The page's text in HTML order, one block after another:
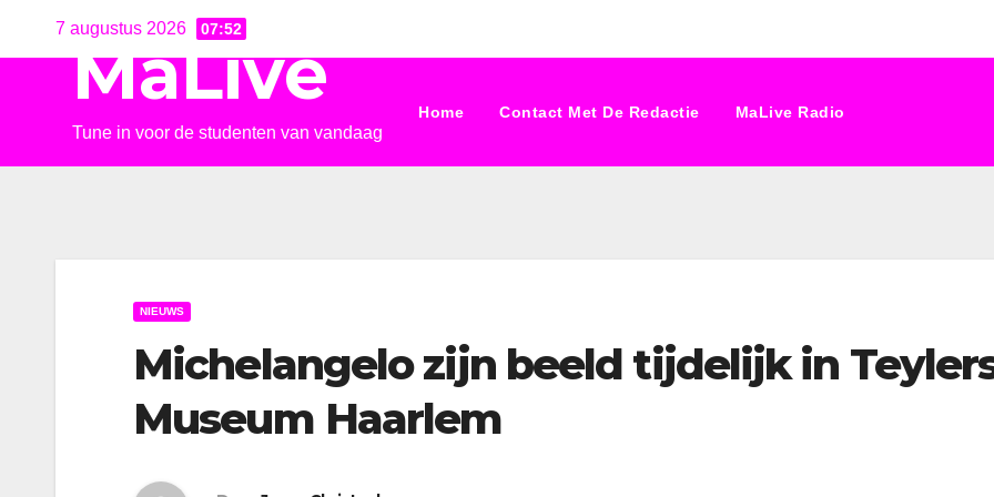
7 augustus 2026 07:52
MaLive
Tune in voor de studenten van vandaag
Home Contact Met De Redactie MaLive Radio
NIEUWS
Michelangelo zijn beeld tijdelijk in
Museum Haarlem